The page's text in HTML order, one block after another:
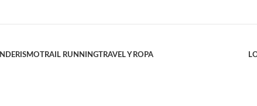
TRAIL RUNNINGTRAVEL Y ROPA